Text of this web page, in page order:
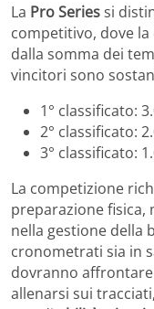
La Pro Seriessi
competitivo, dove
dalla somma dei
vincitori sono
1° classificato:
2° classificato:
3° classificato:
La competizione
preparazione fisica,
nella gestione della
cronometrati sia in
dovranno
allenarsi sui